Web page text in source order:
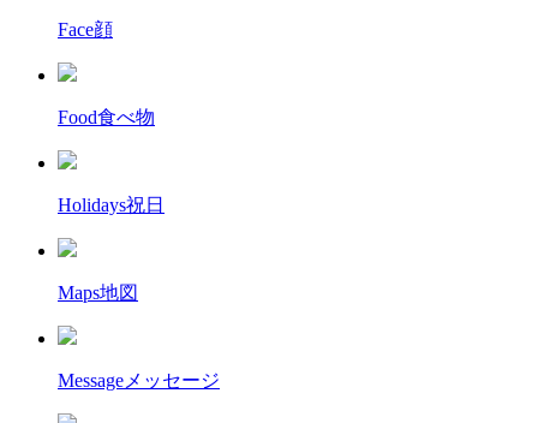
Face顔
Food食べ物
Holidays祝日
Maps地図
Message メッセージ